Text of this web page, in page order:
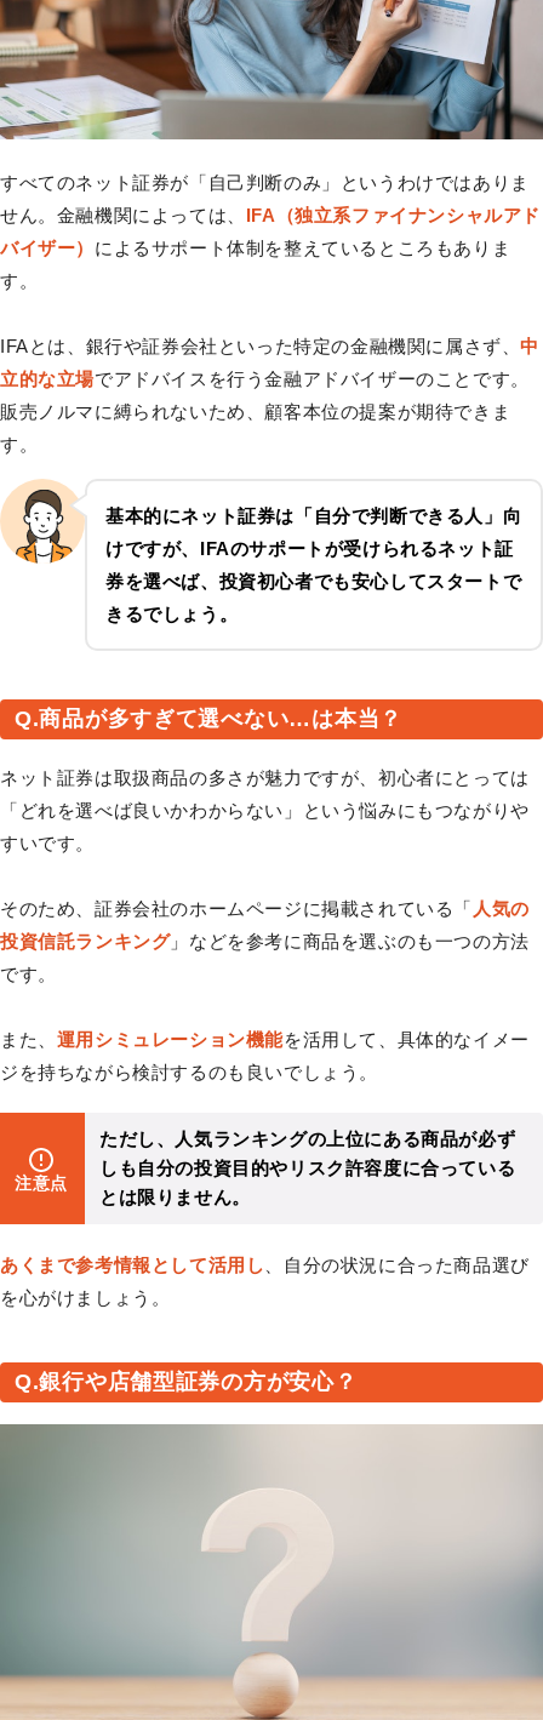
すべてのネット証券が「自己判断のみ」というわけではありま
せん。金融機関によっては、 IFA（独立系ファイナンシャルアド
バイザー） によるサポート体制を整えているところもありま
す。
IFAとは、銀行や証券会社といった特定の金融機関に属さず、中
立的な立場でアドバイスを行う金融アドバイザーのことです。
販売ノルマに縛られないため、顧客本位の提案が期待できま
す。
基本的にネット証券は「自分で判断できる人」向
けですが、IFAのサポートが受けられるネット証
券を選べば、投資初心者でも安心してスタートで
きるでしょう。
Q.商品が多すぎて選べない…は本当？
ネット証券は取扱商品の多さが魅力ですが、初心者にとっては
「どれを選べば良いかわからない」という悩みにもつながりや
すいです。
そのため、証券会社のホームページに掲載されている「 人気の
投資信託ランキング」などを参考に商品を選ぶのも一つの方法
です。
また、 運用シミュレーション機能を活用して、具体的なイメー
ジを持ちながら検討するのも良いでしょう。
注意点
ただし、人気ランキングの上位にある商品が必ず
しも自分の投資目的やリスク許容度に合っている
とは限りません。
あくまで参考情報として活用し 、自分の状況に合った商品選び
を心がけましょう。
Q.銀行や店舗型証券の方が安心？